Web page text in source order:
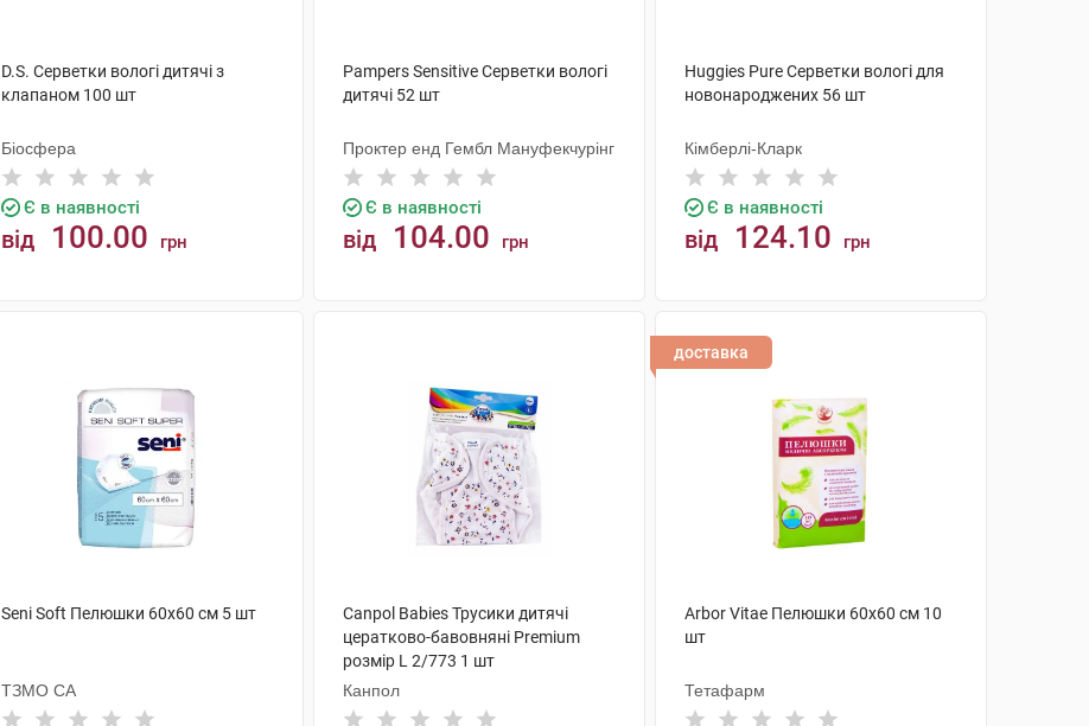
D.S. Серветки вологі дитячі з
клапаном 100 шт
Біосфера
Є в наявності
від 100.00 грн
Pampers Sensitive Серветки вологі
дитячі 52 шт
Проктер енд Гембл Мануфекчурінг
Є в наявності
від 104.00 грн
Huggies Pure Серветки вологі для
новонароджених 56 шт
Кімберлі-Кларк
Є в наявності
від 124.10 грн
Seni Soft Пелюшки 60х60 см 5 шт
ТЗМО СА
Canpol Babies Трусики дитячі
цератково-бавовняні Premium
розмір L 2/773 1 шт
Канпол
доставка
Arbor Vitae Пелюшки 60х60 см 10
шт
Тетафарм